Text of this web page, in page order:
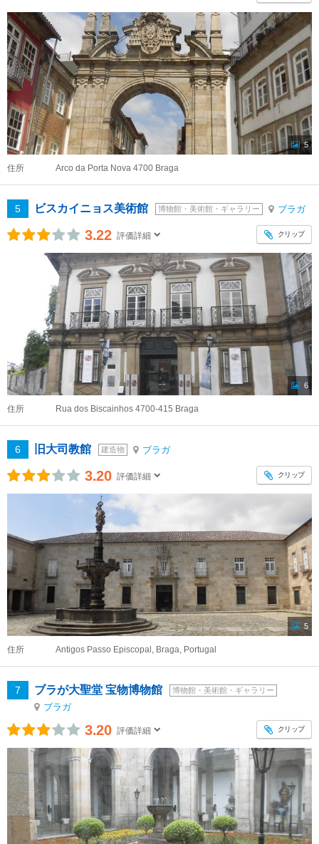
5
住所 Arco da Porta Nova 4700 Braga
5 ビスカイニョス美術館 博物館・美術館・ギャラリー ブラガ
3.22 評価詳細 クリップ
6
住所 Rua dos Biscainhos 4700-415 Braga
6 旧大司教館 建造物 ブラガ
3.20 評価詳細 クリップ
5
住所 Antigos Passo Episcopal, Braga, Portugal
7 ブラが大聖堂 宝物博物館 博物館・美術館・ギャラリー
ブラガ
3.20 評価詳細 クリップ